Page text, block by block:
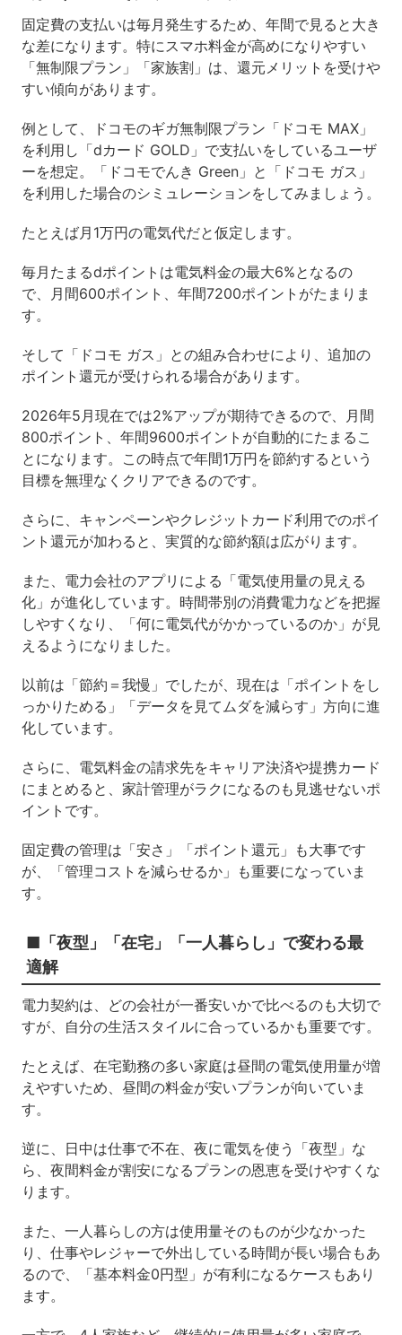
固定費の支払いは毎月発生するため、年間で見ると大き
な差になります。特にスマホ料金が高めになりやすい
「無制限プラン」「家族割」は、還元メリットを受けや
すい傾向があります。
例として、ドコモのギガ無制限プラン「ドコモ MAX」
を利用し「dカード GOLD」で支払いをしているユーザ
ーを想定。「ドコモでんき Green」と「ドコモ ガス」
を利用した場合のシミュレーションをしてみましょう。
たとえば月1万円の電気代だと仮定します。
毎月たまるdポイントは電気料金の最大6%となるの
で、月間600ポイント、年間7200ポイントがたまりま
す。
そして「ドコモ ガス」との組み合わせにより、追加の
ポイント還元が受けられる場合があります。
2026年5月現在では2%アップが期待できるので、月間
800ポイント、年間9600ポイントが自動的にたまるこ
とになります。この時点で年間1万円を節約するという
目標を無理なくクリアできるのです。
さらに、キャンペーンやクレジットカード利用でのポイ
ント還元が加わると、実質的な節約額は広がります。
また、電力会社のアプリによる「電気使用量の見える
化」が進化しています。時間帯別の消費電力などを把握
しやすくなり、「何に電気代がかかっているのか」が見
えるようになりました。
以前は「節約＝我慢」でしたが、現在は「ポイントをし
っかりためる」「データを見てムダを減らす」方向に進
化しています。
さらに、電気料金の請求先をキャリア決済や提携カード
にまとめると、家計管理がラクになるのも見逃せないポ
イントです。
固定費の管理は「安さ」「ポイント還元」も大事です
が、「管理コストを減らせるか」も重要になっていま
す。
■「夜型」「在宅」「一人暮らし」で変わる最
適解
電力契約は、どの会社が一番安いかで比べるのも大切で
すが、自分の生活スタイルに合っているかも重要です。
たとえば、在宅勤務の多い家庭は昼間の電気使用量が増
えやすいため、昼間の料金が安いプランが向いていま
す。
逆に、日中は仕事で不在、夜に電気を使う「夜型」な
ら、夜間料金が割安になるプランの恩恵を受けやすくな
ります。
また、一人暮らしの方は使用量そのものが少なかった
り、仕事やレジャーで外出している時間が長い場合もあ
るので、「基本料金0円型」が有利になるケースもあり
ます。